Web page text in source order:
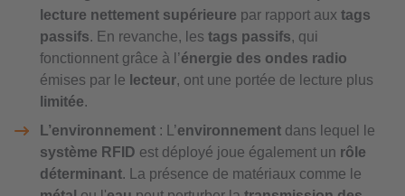
lecture nettement supérieure par rapport aux tags
passifs. En revanche, les tags passifs, qui
fonctionnent grâce à l’énergie des ondes radio
émises par le lecteur, ont une portée de lecture plus
limitée.
L’environnement : L’environnement dans lequel le
système RFID est déployé joue également un rôle
déterminant. La présence de matériaux comme le